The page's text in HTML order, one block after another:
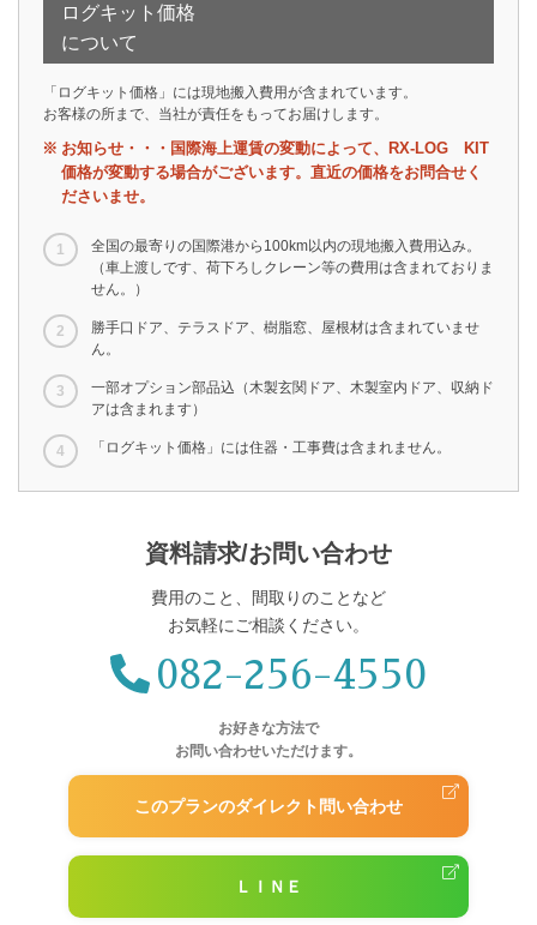
ログキット価格
について
「ログキット価格」には現地搬入費用が含まれています。
お客様の所まで、当社が責任をもってお届けします。
お知らせ・・・国際海上運賃の変動によって、RX-LOG KIT
価格が変動する場合がございます。直近の価格をお問合せく
ださいませ。
全国の最寄りの国際港から100km以内の現地搬入費用込み。
（車上渡しです、荷下ろしクレーン等の費用は含まれておりま
せん。）
勝手口ドア、テラスドア、樹脂窓、屋根材は含まれていませ
ん。
一部オプション部品込（木製玄関ドア、木製室内ドア、収納ド
アは含まれます）
「ログキット価格」には住器・工事費は含まれません。
資料請求/お問い合わせ
費用のこと、間取りのことなど
お気軽にご相談ください。
082-256-4550
お好きな方法で
お問い合わせいただけます。
このプランのダイレクト問い合わせ
ＬＩＮＥ